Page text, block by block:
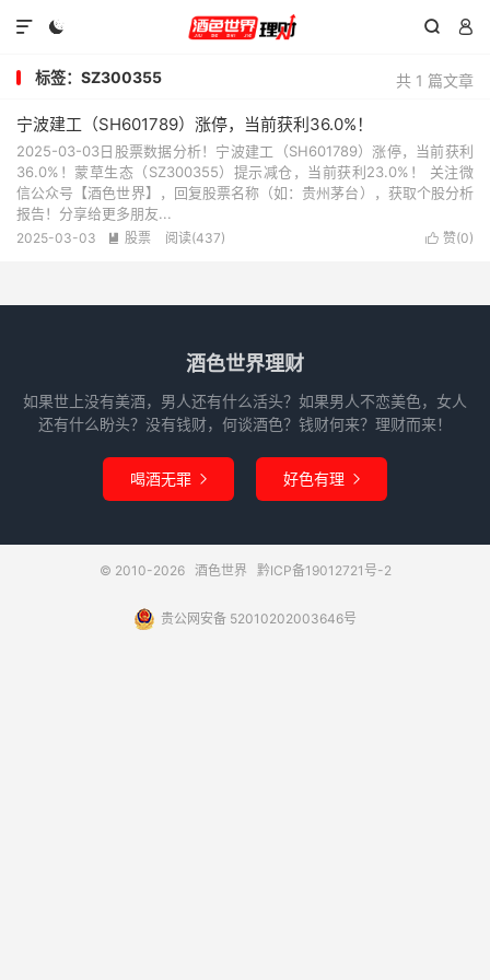
  

共 1 篇文章
标签：SZ300355
宁波建工（SH601789）涨停，当前获利36.0%！
2025-03-03日股票数据分析！宁波建工（SH601789）涨停，当前获利
36.0%！蒙草生态（SZ300355）提示减仓，当前获利23.0%！ 关注微
信公众号【酒色世界】，回复股票名称（如：贵州茅台），获取个股分析
报告！分享给更多朋友...
 赞(0)
2025-03-03  股票 阅读(437)
酒色世界理财
如果世上没有美酒，男人还有什么活头？如果男人不恋美色，女人
还有什么盼头？没有钱财，何谈酒色？钱财何来？理财而来！
喝酒无罪  好色有理 
© 2010-2026 酒色世界 黔ICP备19012721号-2
贵公网安备 52010202003646号